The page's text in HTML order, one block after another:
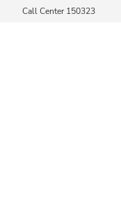
Call Center 150323